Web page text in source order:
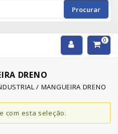
Procurar
0
DRENO
/ MANGUEIRA DRENO
com esta seleção.